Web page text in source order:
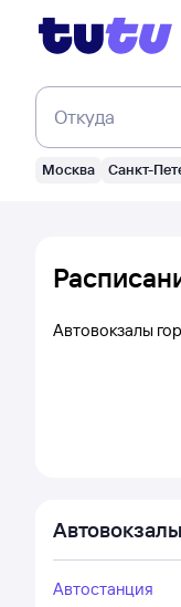
Откуда
Москва Санкт-
Автовокзалы
Автостанция